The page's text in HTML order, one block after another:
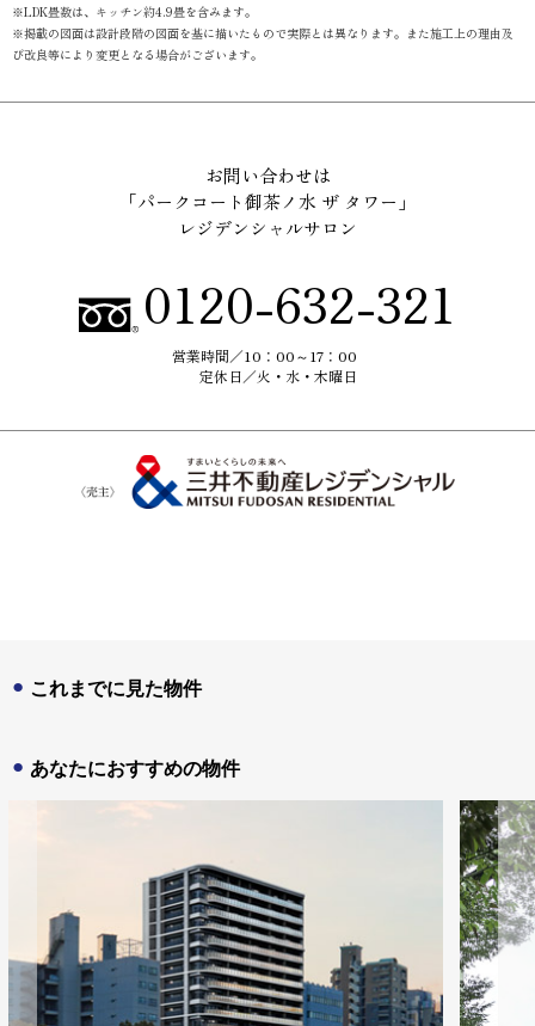
※LDK畳数は、キッチン約4.9畳を含みます。
※掲載の図面は設計段階の図面を基に描いたもので実際とは異なります。また施工上の理由及
び改良等により変更となる場合がございます。
お問い合わせは
「パークコート御茶ノ水 ザ タワー」
レジデンシャルサロン
0120-632-321
営業時間／10：00～17：00
定休日／火・水・木曜日
これまでに見た物件
あなたにおすすめの物件